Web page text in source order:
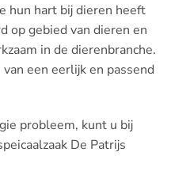
hun hart bij dieren heeft
op gebied van dieren en
in de dierenbranche.
een eerlijk en passend
probleem, kunt u bij
De Patrijs